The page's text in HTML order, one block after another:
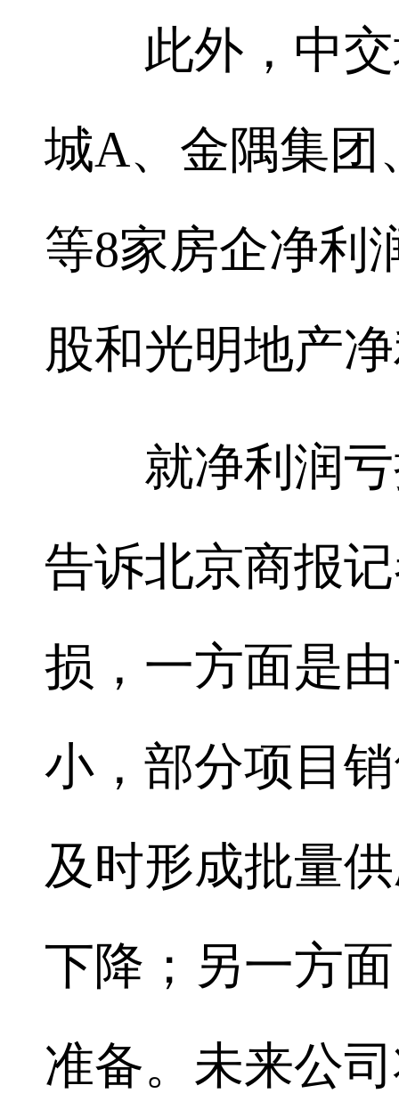
此外，中交
城A、金隅集团
等8家房企净利
股和光明地产
就净利润亏
告诉北京商报
损，一方面是
小，部分项目
及时形成批量
下降；另一方
准备。未来公